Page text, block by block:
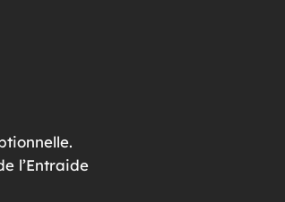
l’Entraide